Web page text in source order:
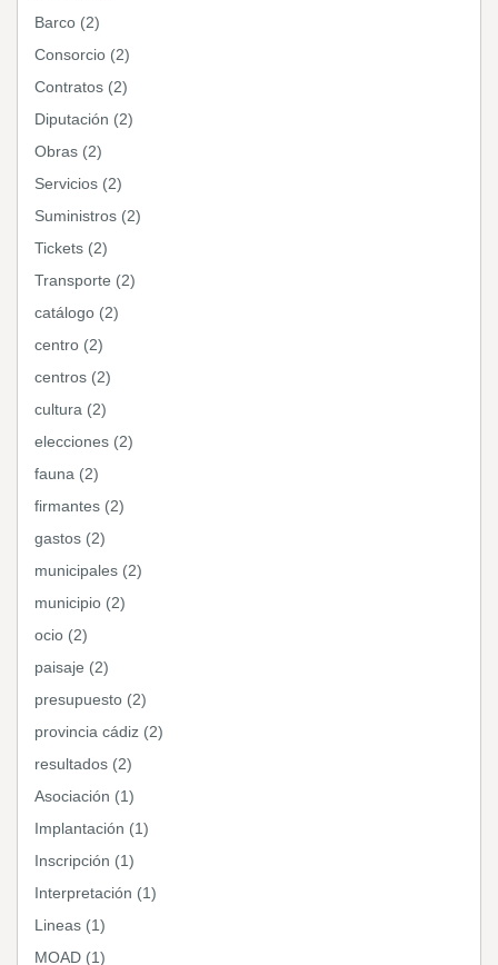
Barco (2)
Consorcio (2)
Contratos (2)
Diputación (2)
Obras (2)
Servicios (2)
Suministros (2)
Tickets (2)
Transporte (2)
catálogo (2)
centro (2)
centros (2)
cultura (2)
elecciones (2)
fauna (2)
firmantes (2)
gastos (2)
municipales (2)
municipio (2)
ocio (2)
paisaje (2)
presupuesto (2)
provincia cádiz (2)
resultados (2)
Asociación (1)
Implantación (1)
Inscripción (1)
Interpretación (1)
Lineas (1)
MOAD (1)